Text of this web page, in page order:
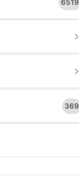
6519
369